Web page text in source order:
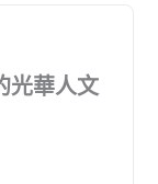
光華人文